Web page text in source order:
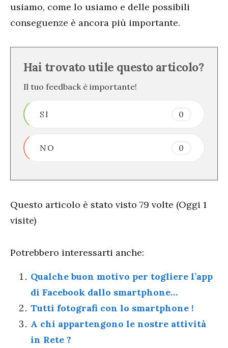
usiamo, come lo usiamo e delle possibili
conseguenze è ancora più importante.
Hai trovato utile questo articolo?
Il tuo feedback è importante!
SI 0
NO 0
Questo articolo è stato visto 79 volte (Oggi 1
visite)
Potrebbero interessarti anche:
Qualche buon motivo per togliere l’app
di Facebook dallo smartphone…
Tutti fotografi con lo smartphone !
A chi appartengono le nostre attività
in Rete ?